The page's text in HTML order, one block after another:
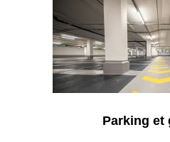
Parking et